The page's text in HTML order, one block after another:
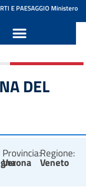
E PAESAGGIO Ministero
DEL
Provincia:
Verona
Regione:
Veneto